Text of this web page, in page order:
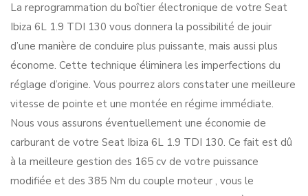
La reprogrammation du boîtier électronique de votre Seat
Ibiza 6L 1.9 TDI 130 vous donnera la possibilité de jouir
d’une manière de conduire plus puissante, mais aussi plus
économe. Cette technique éliminera les imperfections du
réglage d’origine. Vous pourrez alors constater une meilleure
vitesse de pointe et une montée en régime immédiate.
Nous vous assurons éventuellement une économie de
carburant de votre Seat Ibiza 6L 1.9 TDI 130. Ce fait est dû
à la meilleure gestion des 165 cv de votre puissance
modifiée et des 385 Nm du couple moteur , vous le